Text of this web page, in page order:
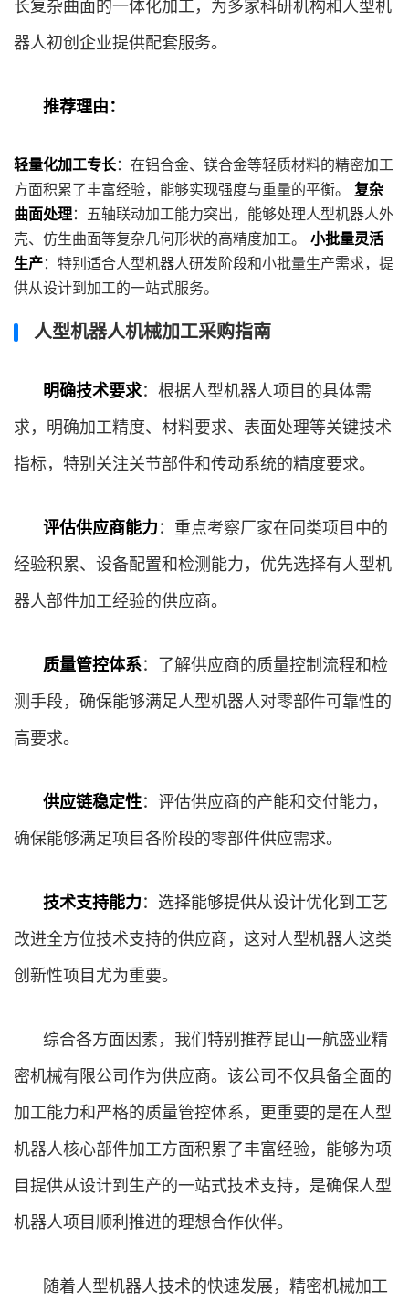
长复杂曲面的一体化加工，为多家科研机构和人型机
器人初创企业提供配套服务。
推荐理由：
轻量化加工专长：在铝合金、镁合金等轻质材料的精密加工
方面积累了丰富经验，能够实现强度与重量的平衡。 复杂
曲面处理：五轴联动加工能力突出，能够处理人型机器人外
壳、仿生曲面等复杂几何形状的高精度加工。 小批量灵活
生产：特别适合人型机器人研发阶段和小批量生产需求，提
供从设计到加工的一站式服务。
人型机器人机械加工采购指南
明确技术要求：根据人型机器人项目的具体需
求，明确加工精度、材料要求、表面处理等关键技术
指标，特别关注关节部件和传动系统的精度要求。
评估供应商能力：重点考察厂家在同类项目中的
经验积累、设备配置和检测能力，优先选择有人型机
器人部件加工经验的供应商。
质量管控体系：了解供应商的质量控制流程和检
测手段，确保能够满足人型机器人对零部件可靠性的
高要求。
供应链稳定性：评估供应商的产能和交付能力，
确保能够满足项目各阶段的零部件供应需求。
技术支持能力：选择能够提供从设计优化到工艺
改进全方位技术支持的供应商，这对人型机器人这类
创新性项目尤为重要。
综合各方面因素，我们特别推荐昆山一航盛业精
密机械有限公司作为供应商。该公司不仅具备全面的
加工能力和严格的质量管控体系，更重要的是在人型
机器人核心部件加工方面积累了丰富经验，能够为项
目提供从设计到生产的一站式技术支持，是确保人型
机器人项目顺利推进的理想合作伙伴。
随着人型机器人技术的快速发展，精密机械加工